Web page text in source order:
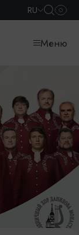
RU
Меню